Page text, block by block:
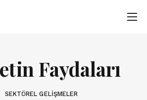
Faydaları
SEKTÖREL GELİŞMELER